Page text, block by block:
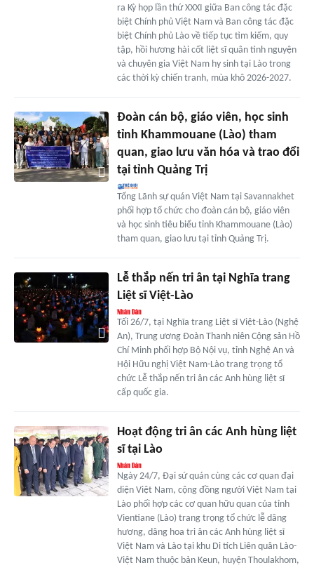
ra Kỳ họp lần thứ XXXI giữa Ban công tác đặc
biệt Chính phủ Việt Nam và Ban công tác đặc
biệt Chính phủ Lào về tiếp tục tìm kiếm, quy
tập, hồi hương hài cốt liệt sĩ quân tình nguyện
và chuyên gia Việt Nam hy sinh tại Lào trong
các thời kỳ chiến tranh, mùa khô 2026-2027.
Đoàn cán bộ, giáo viên, học sinh
tỉnh Khammouane (Lào) tham
quan, giao lưu văn hóa và trao đổi
tại tỉnh Quảng Trị
Tổng Lãnh sự quán Việt Nam tại Savannakhet
phối hợp tổ chức cho đoàn cán bộ, giáo viên
và học sinh tiêu biểu tỉnh Khammouane (Lào)
tham quan, giao lưu tại tỉnh Quảng Trị.
Lễ thắp nến tri ân tại Nghĩa trang
Liệt sĩ Việt-Lào
Tối 26/7, tại Nghĩa trang Liệt sĩ Việt-Lào (Nghệ
An), Trung ương Đoàn Thanh niên Cộng sản Hồ
Chí Minh phối hợp Bộ Nội vụ, tỉnh Nghệ An và
Hội Hữu nghị Việt Nam-Lào trang trọng tổ
chức Lễ thắp nến tri ân các Anh hùng liệt sĩ
cấp quốc gia.
Hoạt động tri ân các Anh hùng liệt
sĩ tại Lào
Ngày 24/7, Đại sứ quán cùng các cơ quan đại
diện Việt Nam, cộng đồng người Việt Nam tại
Lào phối hợp các cơ quan hữu quan của tỉnh
Vientiane (Lào) trang trọng tổ chức lễ dâng
hương, dâng hoa tri ân các Anh hùng liệt sĩ
Việt Nam và Lào tại khu Di tích Liên quân Lào-
Việt Nam thuộc bản Keun, huyện Thoulakhom,